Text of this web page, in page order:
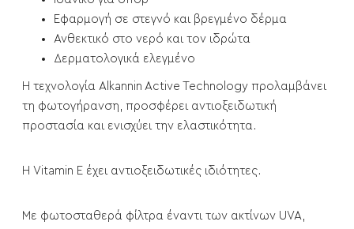
Εφαρμογή σε στεγνό και βρεγμένο δέρμα
Ανθεκτικό στο νερό και τον ιδρώτα
Δερματολογικά ελεγμένο
Η τεχνολογία Alkannin Active Technology προλαμβάνει
τη φωτογήρανση, προσφέρει αντιοξειδωτική
προστασία και ενισχύει την ελαστικότητα.
Η Vitamin E έχει αντιοξειδωτικές ιδιότητες.
Με φωτοσταθερά φίλτρα έναντι των ακτίνων UVA,